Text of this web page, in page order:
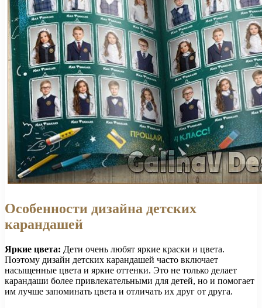
Особенности дизайна детских
карандашей
Яркие цвета: Дети очень любят яркие краски и цвета.
Поэтому дизайн детских карандашей часто включает
насыщенные цвета и яркие оттенки. Это не только делает
карандаши более привлекательными для детей, но и помогает
им лучше запоминать цвета и отличать их друг от друга.